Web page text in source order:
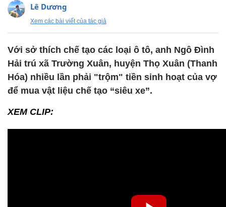
Lê Dương
Xem các bài viết của tác giả
Với sở thích chế tạo các loại ô tô, anh Ngô Đình
Hải trú xã Trường Xuân, huyện Thọ Xuân (Thanh
Hóa) nhiều lần phải "trộm" tiền sinh hoạt của vợ
để mua vật liệu chế tạo “siêu xe”.
XEM CLIP: